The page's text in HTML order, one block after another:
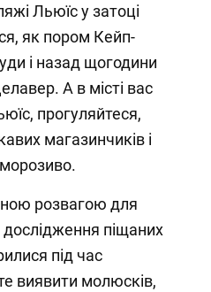
Льюїс у затоці
як пором Кейп-
і назад щогодини
А в місті вас
прогуляйтеся,
магазинчиків і
розвагою для
піщаних
під час
виявити молюсків,